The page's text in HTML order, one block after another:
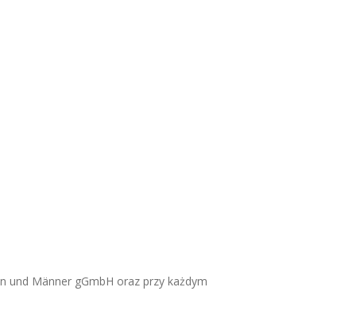
und Männer gGmbH oraz przy każdym